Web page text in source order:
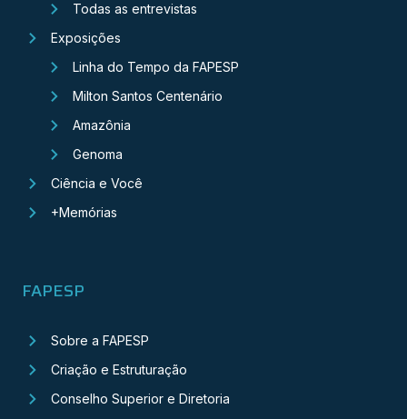
Todas as entrevistas
Exposições
Linha do Tempo da FAPESP
Milton Santos Centenário
Amazônia
Genoma
Ciência e Você
+Memórias
FAPESP
Sobre a FAPESP
Criação e Estruturação
Conselho Superior e Diretoria